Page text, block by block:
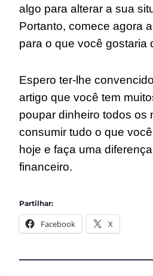
algo para alterar a sua
Portanto, comece agora
para o que você gostaria
Espero ter-lhe
artigo que você tem
poupar dinheiro todos os
consumir tudo o que
hoje e faça uma
financeiro.
Partilhar:
Facebook X